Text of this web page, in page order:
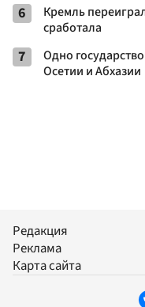
6
Кремль
сработала
7
Одно
Осетии и Абхазии
Редакция
Реклама
Карта сайта